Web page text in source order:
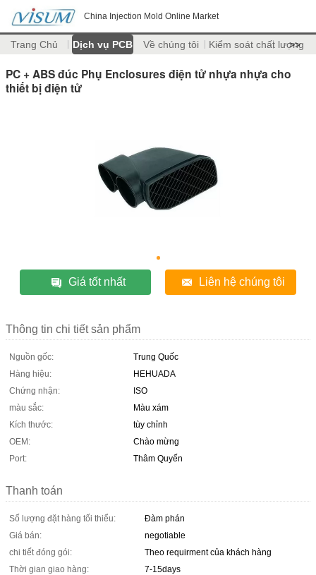
China Injection Mold Online Market
Trang Chủ Dịch vụ PCB Về chúng tôi Kiểm soát chất lượng
>>
PC + ABS đúc Phụ Enclosures điện tử nhựa nhựa cho
thiết bị điện tử
Giá tốt nhất Liên hệ chúng tôi
Thông tin chi tiết sản phẩm
Nguồn gốc:
Trung Quốc
Hàng hiệu:
HEHUADA
Chứng nhận:
ISO
màu sắc:
Màu xám
Kích thước:
tùy chỉnh
OEM:
Chào mừng
Port:
Thâm Quyến
Thanh toán
Số lượng đặt hàng tối thiểu:
Đàm phán
Giá bán:
negotiable
chi tiết đóng gói:
Theo requirment của khách hàng
Thời gian giao hàng:
7-15days